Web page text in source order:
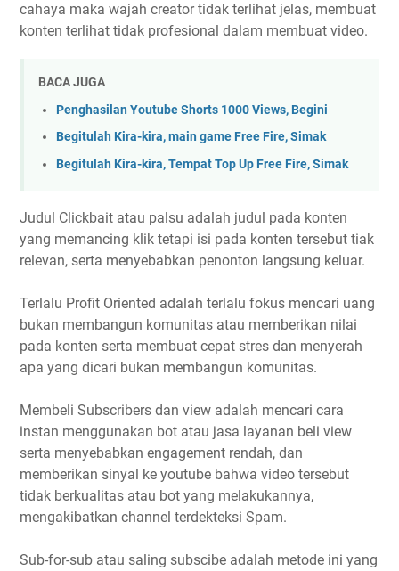
cahaya maka wajah creator tidak terlihat jelas, membuat
konten terlihat tidak profesional dalam membuat video.
BACA JUGA
Penghasilan Youtube Shorts 1000 Views, Begini
Begitulah Kira-kira, main game Free Fire, Simak
Begitulah Kira-kira, Tempat Top Up Free Fire, Simak
Judul Clickbait atau palsu adalah judul pada konten
yang memancing klik tetapi isi pada konten tersebut tiak
relevan, serta menyebabkan penonton langsung keluar.
Terlalu Profit Oriented adalah terlalu fokus mencari uang
bukan membangun komunitas atau memberikan nilai
pada konten serta membuat cepat stres dan menyerah
apa yang dicari bukan membangun komunitas.
Membeli Subscribers dan view adalah mencari cara
instan menggunakan bot atau jasa layanan beli view
serta menyebabkan engagement rendah, dan
memberikan sinyal ke youtube bahwa video tersebut
tidak berkualitas atau bot yang melakukannya,
mengakibatkan channel terdekteksi Spam.
Sub-for-sub atau saling subscibe adalah metode ini yang